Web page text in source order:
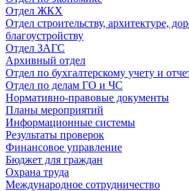
Отдел ЖКХ
Отдел строительству, архитектуре,
благоустройству
Отдел ЗАГС
Архивный отдел
Отдел по бухгалтерскому учету и
Отдел по делам ГО и ЧС
Нормативно-правовые документы
Планы мероприятий
Информационные системы
Результаты проверок
Финансовое управление
Бюджет для граждан
Охрана труда
Международное сотрудничество